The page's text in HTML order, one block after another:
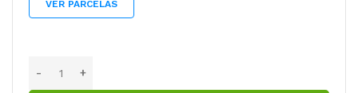
VER PARCELAS